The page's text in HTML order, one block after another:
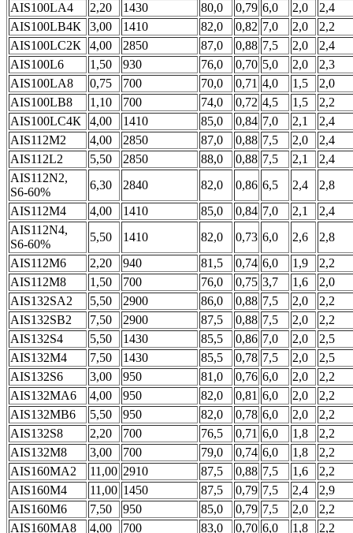
АIS100LА4
2,20 1430 80,0 0,79 6,0 2,0
2,4
АIS100LB4К
3,00 1410 82,0 0,82 7,0 2,0
2,2
АIS100LС2К
4,00 2850 87,0 0,88 7,5 2,0
2,4
АIS100L6
1,50 930 76,0 0,70 5,0 2,0
2,3
АIS100LА8
0,75 700 70,0 0,71 4,0 1,5
2,0
АIS100LВ8
1,10 700 74,0 0,72 4,5 1,5
2,2
АIS100LС4К
4,00 1410 85,0 0,84 7,0 2,1
2,4
АIS112М2
4,00 2850 87,0 0,88 7,5 2,0
2,4
АIS112L2
5,50 2850 88,0 0,88 7,5 2,1
2,4
АIS112N2,
S6-60%
6,30 2840 82,0 0,86 6,5 2,4
2,8
АIS112М4
4,00 1410 85,0 0,84 7,0 2,1
2,4
АIS112N4,
S6-60%
5,50 1410 82,0 0,73 6,0 2,6
2,8
АIS112М6
2,20 940 81,5 0,74 6,0 1,9
2,2
АIS112М8
1,50 700 76,0 0,75 3,7 1,6
2,0
АIS132SА2
5,50 2900 86,0 0,88 7,5 2,0
2,2
АIS132SВ2
7,50 2900 87,5 0,88 7,5 2,0
2,2
АIS132S4
5,50 1430 85,5 0,86 7,0 2,0
2,5
АIS132М4
7,50 1430 85,5 0,78 7,5 2,0
2,5
АIS132S6
3,00 950 81,0 0,76 6,0 2,0
2,2
АIS132МА6
4,00 950 82,0 0,81 6,0 2,0
2,2
АIS132МВ6
5,50 950 82,0 0,78 6,0 2,0
2,2
АIS132S8
2,20 700 76,5 0,71 6,0 1,8
2,2
АIS132М8
3,00 700 79,0 0,74 6,0 1,8
2,2
АIS160МА2
11,00 2910 87,5 0,88 7,5 1,6
2,2
АIS160М4
11,00 1450 87,5 0,79 7,5 2,4
2,9
АIS160М6
7,50 950 85,0 0,79 7,5 2,0
2,2
АIS160МА8
4,00 700 83,0 0,70 6,0 1,8 2,2